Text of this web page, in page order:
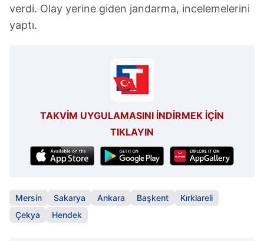
verdi. Olay yerine giden jandarma, incelemelerini
yaptı.
TAKVİM UYGULAMASINI İNDİRMEK İÇİN
TIKLAYIN
Mersin Sakarya Ankara Başkent
Kırklareli
Çekya
Hendek